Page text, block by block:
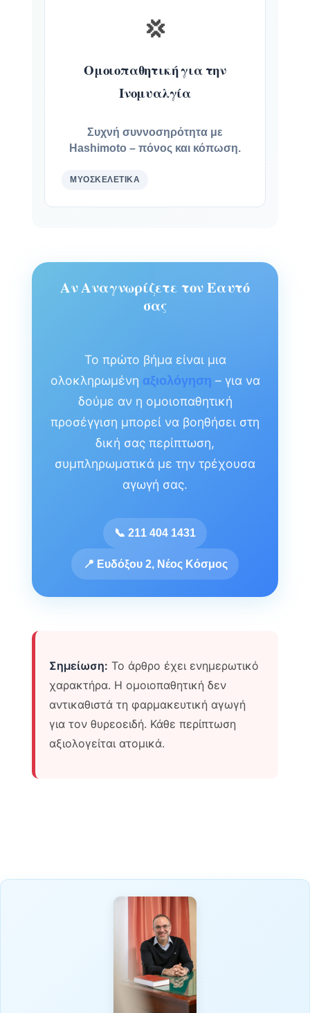
💢
Ομοιοπαθητική για την
Ινομυαλγία
Συχνή συννοσηρότητα με
Hashimoto – πόνος και κόπωση.
ΜΥΟΣΚΕΛΕΤΙΚΆ
Αν Αναγνωρίζετε τον Εαυτό
σας
Το πρώτο βήμα είναι μια
ολοκληρωμένη αξιολόγηση – για να
δούμε αν η ομοιοπαθητική
προσέγγιση μπορεί να βοηθήσει στη
δική σας περίπτωση,
συμπληρωματικά με την τρέχουσα
αγωγή σας.
📞 211 404 1431
📍 Ευδόξου 2, Νέος Κόσμος
Σημείωση: Το άρθρο έχει ενημερωτικό
χαρακτήρα. Η ομοιοπαθητική δεν
αντικαθιστά τη φαρμακευτική αγωγή
για τον θυρεοειδή. Κάθε περίπτωση
αξιολογείται ατομικά.